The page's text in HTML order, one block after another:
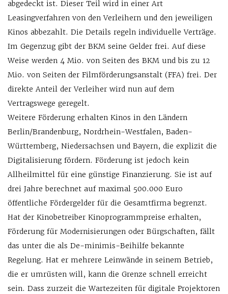
abgedeckt ist. Dieser Teil wird in einer Art
Leasingverfahren von den Verleihern und den jeweiligen
Kinos abbezahlt. Die Details regeln individuelle Verträge.
Im Gegenzug gibt der BKM seine Gelder frei. Auf diese
Weise werden 4 Mio. von Seiten des BKM und bis zu 12
Mio. von Seiten der Filmförderungsanstalt (FFA) frei. Der
direkte Anteil der Verleiher wird nun auf dem
Vertragswege geregelt.
Weitere Förderung erhalten Kinos in den Ländern
Berlin/Brandenburg, Nordrhein-Westfalen, Baden-
Württemberg, Niedersachsen und Bayern, die explizit die
Digitalisierung fördern. Förderung ist jedoch kein
Allheilmittel für eine günstige Finanzierung. Sie ist auf
drei Jahre berechnet auf maximal 500.000 Euro
öffentliche Fördergelder für die Gesamtfirma begrenzt.
Hat der Kinobetreiber Kinoprogrammpreise erhalten,
Förderung für Modernisierungen oder Bürgschaften, fällt
das unter die als De-minimis-Beihilfe bekannte
Regelung. Hat er mehrere Leinwände in seinem Betrieb,
die er umrüsten will, kann die Grenze schnell erreicht
sein. Dass zurzeit die Wartezeiten für digitale Projektoren